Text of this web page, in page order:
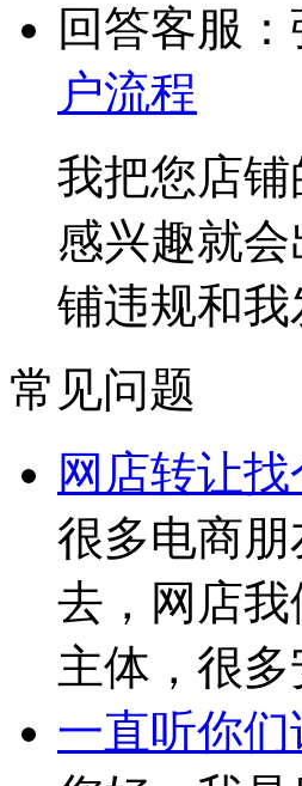
回答客服
户流程
我把您店
感兴趣就
铺违规和
常见问题
网店转让
很多电商
去，网店
主体，很多
一直听你